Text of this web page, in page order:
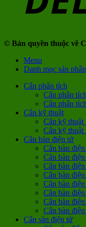
© Bản quyền thuộc về
Menu
Danh mục sản
Cân phân tích
Cân phân
Cân phân
Cân kỹ thuật
Cân kỹ thuật
Cân kỹ thuật
Cân bàn điện tử
Cân bàn
Cân bàn
Cân bàn
Cân bàn
Cân bàn
Cân bàn
Cân bàn
Cân bàn
Cân sàn điện tử